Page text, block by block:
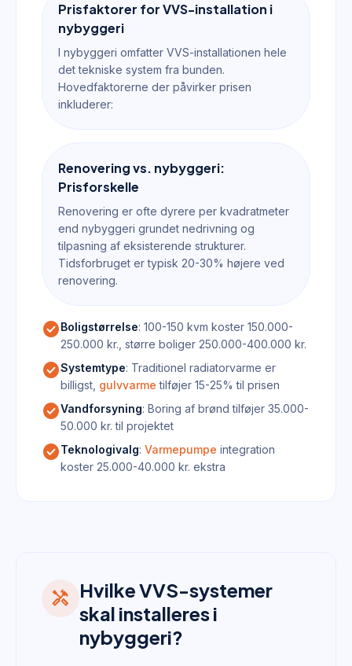
Prisfaktorer for VVS-installation i
nybyggeri
I nybyggeri omfatter VVS-installationen hele
det tekniske system fra bunden.
Hovedfaktorerne der påvirker prisen
inkluderer:
Renovering vs. nybyggeri:
Prisforskelle
Renovering er ofte dyrere per kvadratmeter
end nybyggeri grundet nedrivning og
tilpasning af eksisterende strukturer.
Tidsforbruget er typisk 20-30% højere ved
renovering.
check_circleBoligstørrelse: 100-150 kvm koster 150.000-
250.000 kr., større boliger 250.000-400.000 kr.
check_circleSystemtype: Traditionel radiatorvarme er
billigst, gulvvarme tilføjer 15-25% til prisen
check_circleVandforsyning: Boring af brønd tilføjer 35.000-
50.000 kr. til projektet
check_circleTeknologivalg: Varmepumpe integration
koster 25.000-40.000 kr. ekstra
handyman Hvilke VVS-systemer
skal installeres i
nybyggeri?